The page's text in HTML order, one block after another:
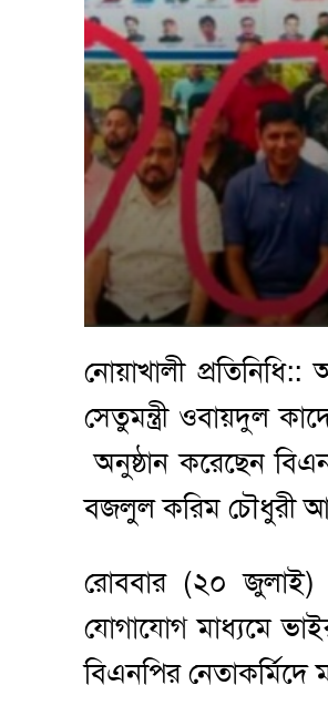
নোয়াখালী
সেতুমন্ত্রী ওবায়দুল
অনুষ্ঠান করেছেন
বজলুল করিম চৌধুরী
রোববার (২০ জুলাই)
যোগাযোগ মাধ্যমে
বিএনপির নেতাকর্মিদে